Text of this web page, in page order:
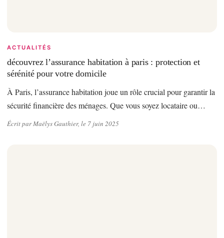
ACTUALITÉS
découvrez l’assurance habitation à paris : protection et
sérénité pour votre domicile
À Paris, l’assurance habitation joue un rôle crucial pour garantir la
sécurité financière des ménages. Que vous soyez locataire ou…
Écrit par Maëlys Gauthier, le 7 juin 2025